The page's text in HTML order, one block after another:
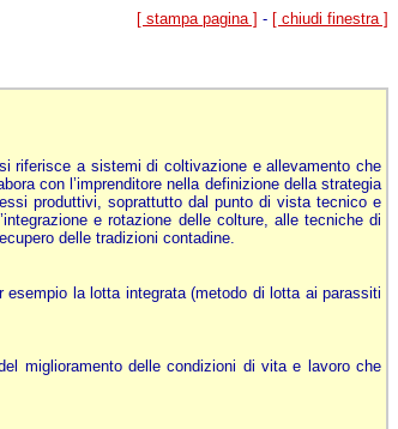
[ stampa pagina ] - [ chiudi finestra ]
riferisce a sistemi di coltivazione e allevamento che
con l’imprenditore nella definizione della strategia
produttivi, soprattutto dal punto di vista tecnico e
e rotazione delle colture, alle tecniche di
delle tradizioni contadine.
esempio la lotta integrata (metodo di lotta ai parassiti
miglioramento delle condizioni di vita e lavoro che